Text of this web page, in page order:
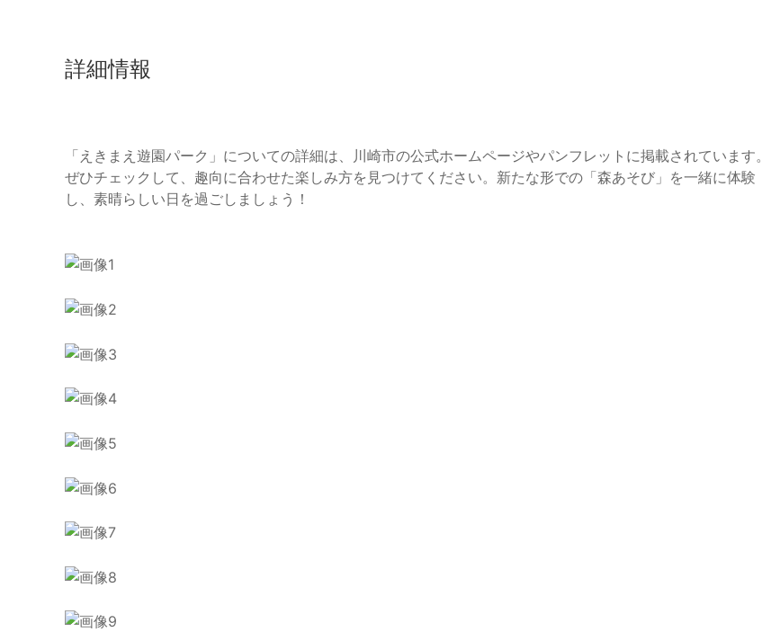
詳細情報
「えきまえ遊園パーク」についての詳細は、川崎市の公式ホームページやパンフレットに掲載されています。
ぜひチェックして、趣向に合わせた楽しみ方を見つけてください。新たな形での「森あそび」を一緒に体験
し、素晴らしい日を過ごしましょう！